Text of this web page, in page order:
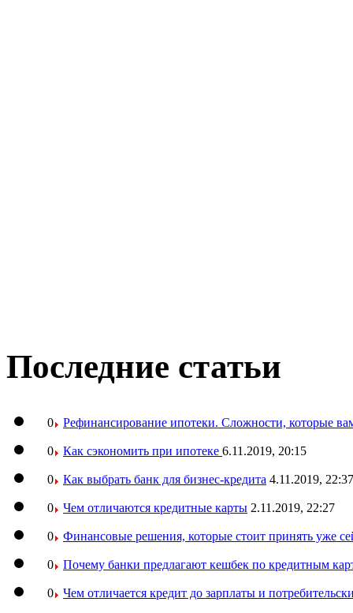
Последние статьи
0 Рефинансирование ипотеки. Сложности, которые
0 Как сэкономить при ипотеке 6.11.2019, 20:15
0 Как выбрать банк для бизнес-кредита 4.11.2019, 22:37
0 Чем отличаются кредитные карты 2.11.2019, 22:27
0 Финансовые решения, которые стоит принять уже
0 Почему банки предлагают кешбек по кредитным
0 Чем отличается кредит до зарплаты и